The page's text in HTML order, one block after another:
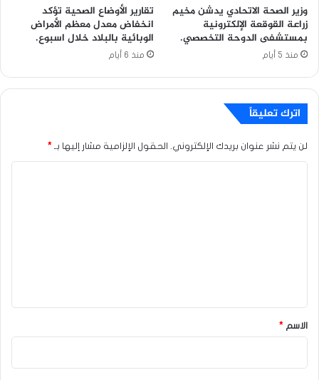
وزير الصحة الاتحادي يدشن مخيم
زراعة القوقعة الإلكترونية
بمستشفى الدوحة التخصصي.
منذ 5 أيام
تقارير الأوضاع الصحية تؤكد
انخفاض معدل معظم الأمراض
الوبائية بالبلاد خلال اسبوع.
منذ 6 أيام
اترك تعليقاً
لن يتم نشر عنوان بريدك الإلكتروني. الحقول الإلزامية مشار إليها بـ *
*
الاسم *